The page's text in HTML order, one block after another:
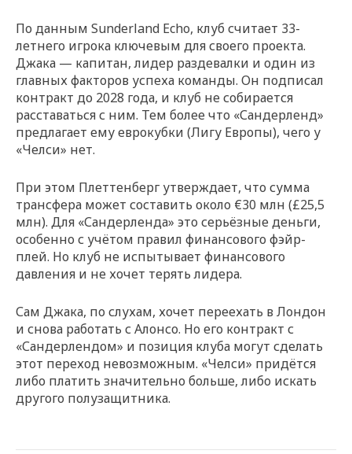
По данным Sunderland Echo, клуб считает 33-
летнего игрока ключевым для своего проекта.
Джака — капитан, лидер раздевалки и один из
главных факторов успеха команды. Он подписал
контракт до 2028 года, и клуб не собирается
расставаться с ним. Тем более что «Сандерленд»
предлагает ему еврокубки (Лигу Европы), чего у
«Челси» нет.
При этом Плеттенберг утверждает, что сумма
трансфера может составить около €30 млн (£25,5
млн). Для «Сандерленда» это серьёзные деньги,
особенно с учётом правил финансового фэйр-
плей. Но клуб не испытывает финансового
давления и не хочет терять лидера.
Сам Джака, по слухам, хочет переехать в Лондон
и снова работать с Алонсо. Но его контракт с
«Сандерлендом» и позиция клуба могут сделать
этот переход невозможным. «Челси» придётся
либо платить значительно больше, либо искать
другого полузащитника.